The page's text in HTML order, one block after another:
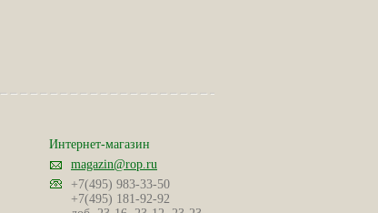
Интернет-магазин
magazin@rop.ru
+7(495) 983-33-50
+7(495) 181-92-92